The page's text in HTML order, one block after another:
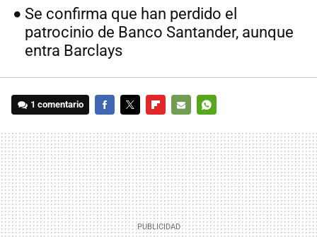
Se confirma que han perdido el
patrocinio de Banco Santander, aunque
entra Barclays
1 comentario
MAIL